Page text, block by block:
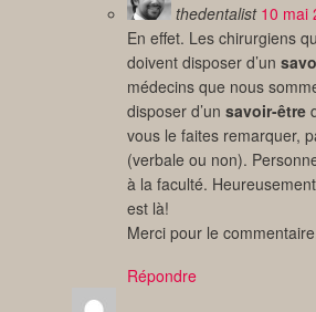
thedentalist 10 mai
En effet. Les chirurgiens
doivent disposer d’un
médecins que nous
disposer d’un savoir-être
vous le faites remarquer,
(verbale ou non).
à la faculté.
est là!
Merci pour le
Répondre